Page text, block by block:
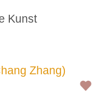
Kunst
Zhang)